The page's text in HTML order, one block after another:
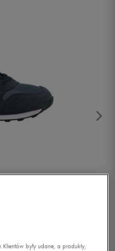
były udane, a produkty,